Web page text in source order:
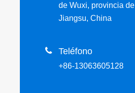
de Wuxi, provincia de
Jiangsu, China
 Teléfono
+86-13063605128